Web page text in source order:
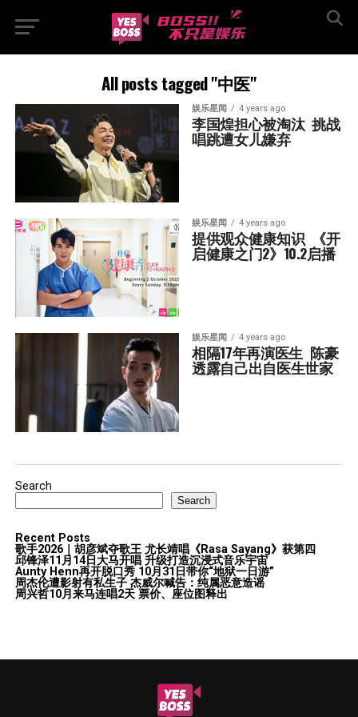
All posts tagged "中医"
娱乐星闻 4 years ago
李国煌担心被淘汰  挑战
唱跳遭女儿嫌弃
娱乐星闻 4 years ago
提供观众健康知识  《开
启健康之门2》10.2启播
娱乐星闻 4 years ago
相隔17年再演医生  陈豪
透露自己出自医生世家
Search
Search
Recent Posts
歌手2026｜胡彦斌夺歌王 尤长靖唱《Rasa Sayang》获第四
邱锋泽11月14日大马开唱 升级打造沉浸式音乐宇宙
Aunty Henn再开脱口秀 10月31日带你“地狱一日游”
周杰伦遭影射有私生子 杰威尔喊告：纯属恶意造谣
周兴哲10月来马连唱2天 票价、座位图释出